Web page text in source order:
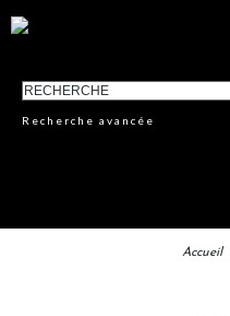
Recherche avancée
Accueil